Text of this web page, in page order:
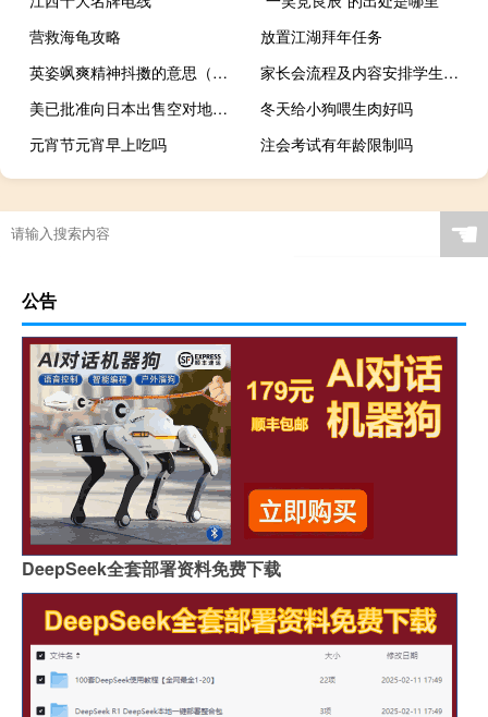
营救海龟攻略
放置江湖拜年任务
英姿飒爽精神抖擞的意思（精神抖擞的意思）
家长会流程及内容安排学生怎么做（家长会流程及内容安排）
美已批准向日本出售空对地巡航导弹
冬天给小狗喂生肉好吗
元宵节元宵早上吃吗
注会考试有年龄限制吗
☚
公告
DeepSeek全套部署资料免费下载